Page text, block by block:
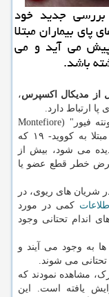
بررسی جدید خود
پای بیماران مبتلا
پیش می آید و می
باشد.
از مدیکال اکسپرس،
بررسی جدید پژوهشگران "مرکز پزشکی مونته فیور" (Montefiore
Medical Center) آمریکا نشان میدهد بیماران مبتلا به کووید- ۱۹ که
می شود، بیش از
نیستند، در معرض خطر قطع عضو یا
کمی در مورد
اندام تحتانی وجود
به وجود می آیند و
تحتانی می شوند.
اوج کووید- ۱۹ در نیویورک، مشاهده نمودند که
یافته است. این